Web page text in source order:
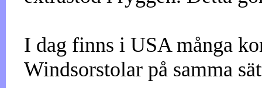
I dag finns i USA många
Windsorstolar på samma